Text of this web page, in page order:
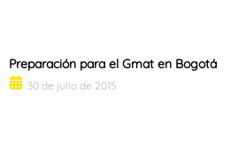
Preparación para el Gmat en Bogotá
30 de julio de 2015